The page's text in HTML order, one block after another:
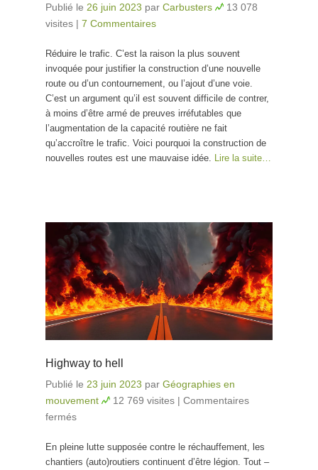
Publié le 26 juin 2023 par Carbusters
13 078
visites | 7 Commentaires
Réduire le trafic. C’est la raison la plus souvent
invoquée pour justifier la construction d’une nouvelle
route ou d’un contournement, ou l’ajout d’une voie.
C’est un argument qu’il est souvent difficile de contrer,
à moins d’être armé de preuves irréfutables que
l’augmentation de la capacité routière ne fait
qu’accroître le trafic. Voici pourquoi la construction de
nouvelles routes est une mauvaise idée.
Lire la suite…
Highway to hell
Publié le 23 juin 2023 par Géographies en
mouvement
12 769 visites | Commentaires
fermés
En pleine lutte supposée contre le réchauffement, les
chantiers (auto)routiers continuent d’être légion. Tout –